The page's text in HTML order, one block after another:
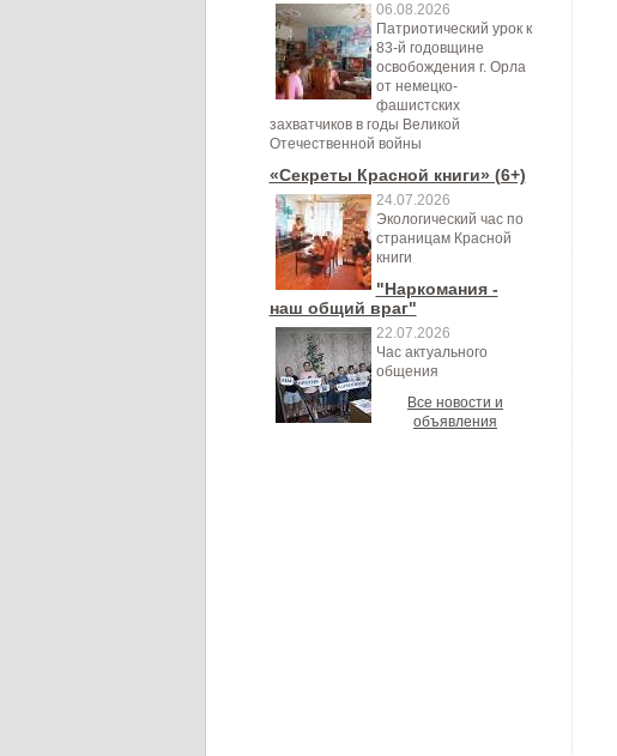
06.08.2026
Патриотический урок к
83-й годовщине
освобождения г. Орла
от немецко-
фашистских
захватчиков в годы Великой
Отечественной войны
«Секреты Красной книги» (6+)
24.07.2026
Экологический час по
страницам Красной
книги
"Наркомания -
наш общий враг"
22.07.2026
Час актуального
общения
Все новости и
объявления